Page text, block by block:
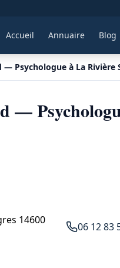
Accueil Annuaire Blog
— Psychologue à La Rivière
—
14600
06 12 83